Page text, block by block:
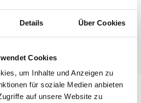
Details Über Cookies
Cookies
um Inhalte und Anzeigen zu
für soziale Medien anbieten
auf unsere Website zu